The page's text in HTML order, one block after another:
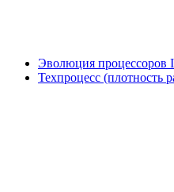
Эволюция процессоров
Техпроцесс (плотность